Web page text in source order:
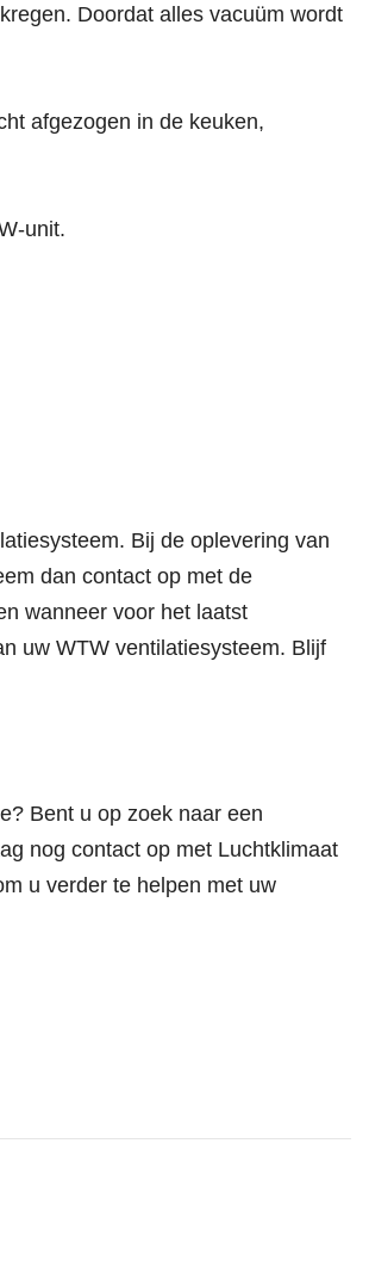
Doordat alles vacuüm wordt
afgezogen in de keuken,
unit.
Bij de oplevering van
dan contact op met de
wanneer voor het laatst
uw WTW ventilatiesysteem. Blijf
Bent u op zoek naar een
nog contact op met Luchtklimaat
u verder te helpen met uw